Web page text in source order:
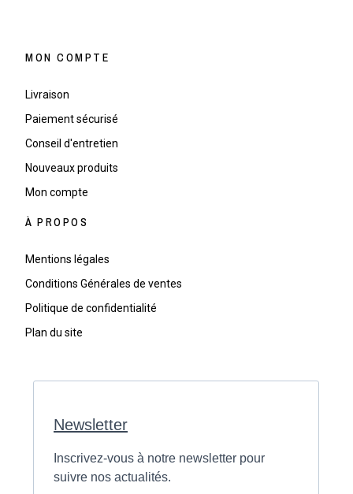
MON COMPTE
Livraison
Paiement sécurisé
Conseil d'entretien
Nouveaux produits
Mon compte
À PROPOS
Mentions légales
Conditions Générales de ventes
Politique de confidentialité
Plan du site